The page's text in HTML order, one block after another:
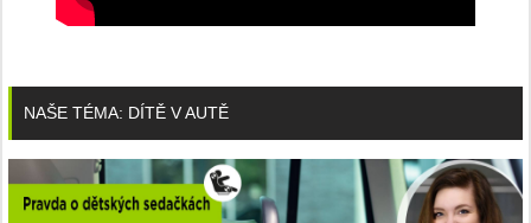
NAŠE TÉMA: DÍTĚ V AUTĚ